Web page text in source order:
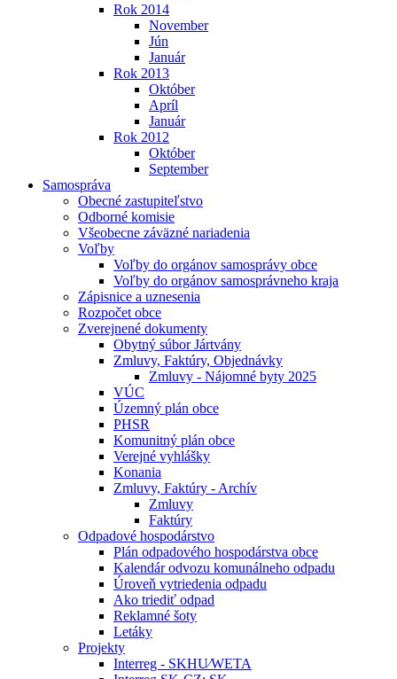
Rok 2014
November
Jún
Január
Rok 2013
Október
Apríl
Január
Rok 2012
Október
September
Samospráva
Obecné zastupiteľstvo
Odborné komisie
Všeobecne záväzné nariadenia
Voľby
Voľby do orgánov samosprávy obce
Voľby do orgánov samosprávneho kraja
Zápisnice a uznesenia
Rozpočet obce
Zverejnené dokumenty
Obytný súbor Jártvány
Zmluvy, Faktúry, Objednávky
Zmluvy - Nájomné byty 2025
VÚC
Územný plán obce
PHSR
Komunitný plán obce
Verejné vyhlášky
Konania
Zmluvy, Faktúry - Archív
Zmluvy
Faktúry
Odpadové hospodárstvo
Plán odpadového hospodárstva obce
Kalendár odvozu komunálneho odpadu
Úroveň vytriedenia odpadu
Ako triediť odpad
Reklamné šoty
Letáky
Projekty
Interreg - SKHU⁄WETA